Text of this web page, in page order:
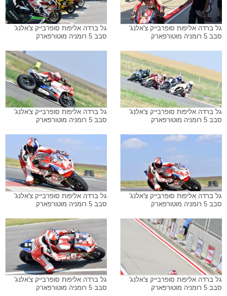
גל ברדה אליפות סופרבייק צ'אלנג'
סבב 5 רומניה מוטורפארק
גל ברדה אליפות סופרבייק צ'אלנג'
סבב 5 רומניה מוטורפארק
גל ברדה אליפות סופרבייק צ'אלנג'
סבב 5 רומניה מוטורפארק
גל ברדה אליפות סופרבייק צ'אלנג'
סבב 5 רומניה מוטורפארק
גל ברדה אליפות סופרבייק צ'אלנג'
סבב 5 רומניה מוטורפארק
גל ברדה אליפות סופרבייק צ'אלנג'
סבב 5 רומניה מוטורפארק
גל ברדה אליפות סופרבייק צ'אלנג'
סבב 5 רומניה מוטורפארק
גל ברדה אליפות סופרבייק צ'אלנג'
סבב 5 רומניה מוטורפארק